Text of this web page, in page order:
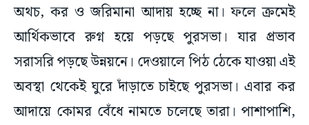
অথচ, কর ও জরিমানা আদায় হচ্ছে না। ফলে ক্রমেই
আর্থিকভাবে রুগ্ন হয়ে পড়ছে পুরসভা। যার প্রভাব
সরাসরি পড়ছে উন্নয়নে। দেওয়ালে পিঠ ঠেকে যাওয়া এই
অবস্থা থেকেই ঘুরে দাঁড়াতে চাইছে পুরসভা। এবার কর
আদায়ে কোমর বেঁধে নামতে চলেছে তারা। পাশাপাশি,